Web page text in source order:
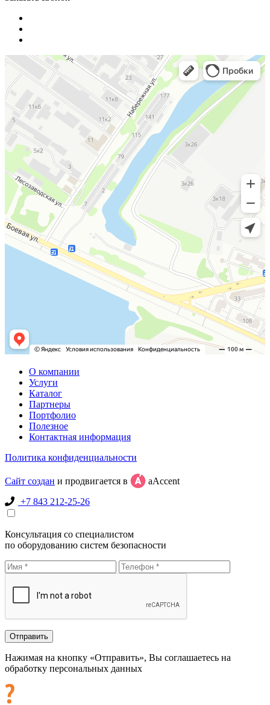
О компании
Услуги
Каталог
Партнеры
Портфолио
Полезное
Контактная информация
Политика конфиденциальности
Сайт создан и продвигается в
aAccent
+7 843 212-25-26
Консультация со специалистом
по оборудованию систем безопасности
Нажимая на кнопку «Отправить», Вы соглашаетесь на
обработку персональных данных